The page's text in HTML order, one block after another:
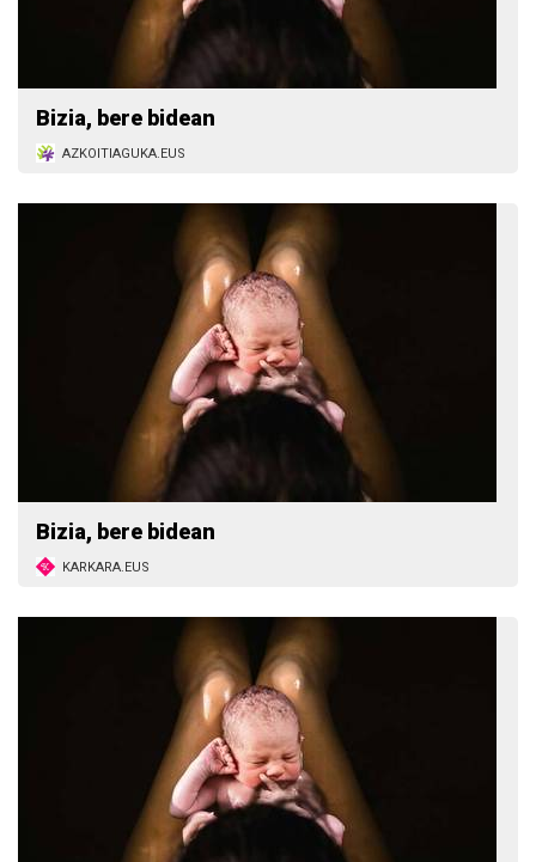
Bizia, bere bidean
AZKOITIAGUKA.EUS
Bizia, bere bidean
KARKARA.EUS